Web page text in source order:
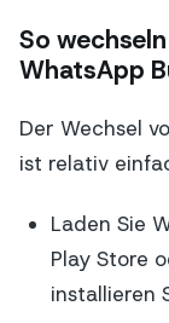
So
WhatsApp
Der Wechsel
ist relativ
Laden Sie
Play Store
installieren